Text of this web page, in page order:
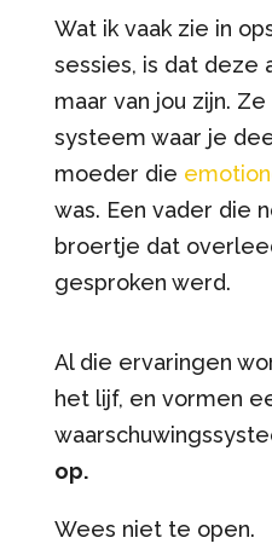
Wat ik vaak zie in
sessies, is dat deze
maar van jou zijn.
systeem waar je
moeder die
was. Een vader die
broertje dat
gesproken werd.
Al die ervaringen
het lijf, en vormen
op.
Wees niet te open.